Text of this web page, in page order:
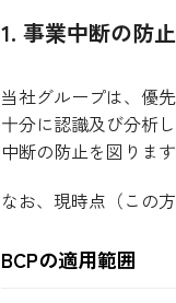
1. 事業中断の防
当社グループは、優
十分に認識及び分析
中断の防止を図りま
なお、現時点（この
BCPの適用範囲